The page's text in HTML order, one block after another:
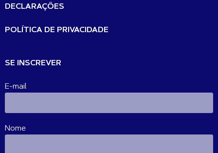
DECLARAÇÕES
POLÍTICA DE PRIVACIDADE
SE INSCREVER
E-mail
Nome